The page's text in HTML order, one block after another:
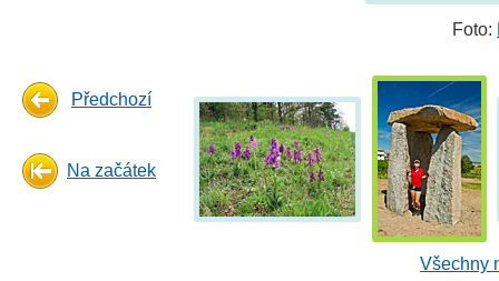
Foto:
Předchozí
Na začátek
Všechny